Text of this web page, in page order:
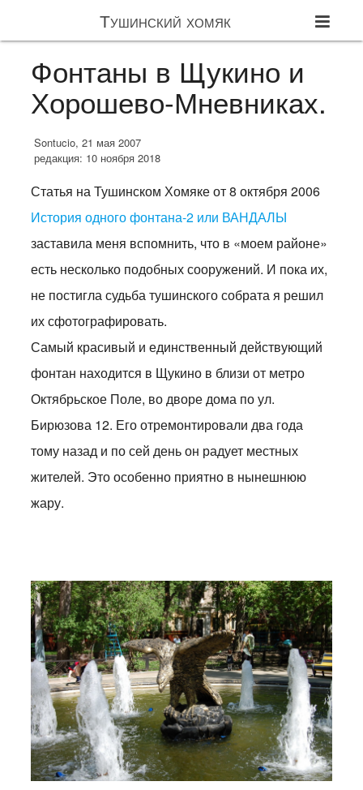
Тушинский хомяк
Фонтаны в Щукино и
Хорошево-Мневниках.
Sontucio, 21 мая 2007
редакция: 10 ноября 2018
Статья на Тушинском Хомяке от 8 октября 2006
История одного фонтана-2 или ВАНДАЛЫ
заставила меня вспомнить, что в «моем районе»
есть несколько подобных сооружений. И пока их,
не постигла судьба тушинского собрата я решил
их сфотографировать.
Самый красивый и единственный действующий
фонтан находится в Щукино в близи от метро
Октябрьское Поле, во дворе дома по ул.
Бирюзова 12. Его отремонтировали два года
тому назад и по сей день он радует местных
жителей. Это особенно приятно в нынешнюю
жару.